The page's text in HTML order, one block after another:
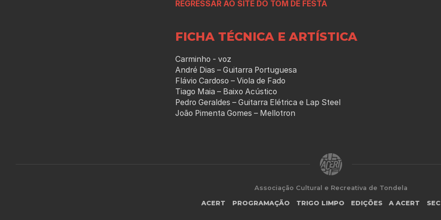
REGRESSAR AO SITE DO TOM DE FESTA
FICHA TÉCNICA E ARTÍSTICA
Carminho - voz
André Dias – Guitarra Portuguesa
Flávio Cardoso – Viola de Fado
Tiago Maia – Baixo Acústico
Pedro Geraldes – Guitarra Elétrica e Lap Steel
João Pimenta Gomes – Mellotron
Associação Cultural e Recreativa de Tondela
ACERT PROGRAMAÇÃO TRIGO LIMPO EDIÇÕES A ACERT